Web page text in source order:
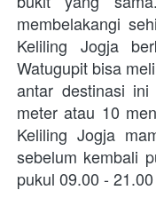
membelakangi
Keliling Jogja
Watugupit bisa
antar destinasi
meter atau 10
Keliling Jogja
sebelum kembali
pukul 09.00 -